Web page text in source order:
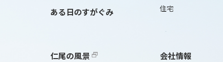
ある日のすがぐみ
住宅
仁尾の風景
会社情報